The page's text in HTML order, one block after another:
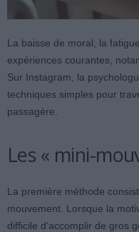
La baisse de moral, la
expériences courantes,
Sur Instagram, la
techniques simples pour
passagère.
Les « mini-
La première méthode
mouvement. Lorsque la
difficile d’accomplir de gros